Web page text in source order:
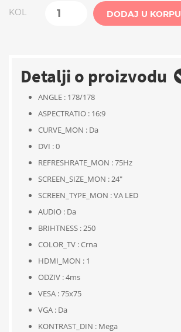
KOL DODAJ U KORPU
Detalji o proizvodu
ANGLE : 178/178
ASPECTRATIO : 16:9
CURVE_MON : Da
DVI : 0
REFRESHRATE_MON : 75Hz
SCREEN_SIZE_MON : 24"
SCREEN_TYPE_MON : VA LED
AUDIO : Da
BRIHTNESS : 250
COLOR_TV : Crna
HDMI_MON : 1
ODZIV : 4ms
VESA : 75x75
VGA : Da
KONTRAST_DIN : Mega